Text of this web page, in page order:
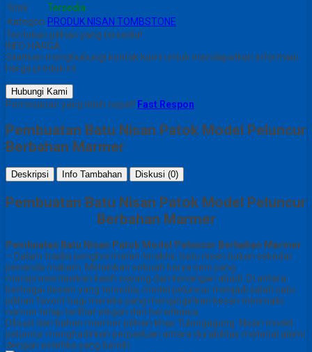
Stok
Tersedia
Kategori PRODUK NISAN TOMBSTONE
Tentukan pilihan yang tersedia!
INFO HARGA
Silahkan menghubungi kontak kami untuk mendapatkan informasi
harga produk ini.
Hubungi Kami
Pemesanan yang lebih cepat! Fast Respon
Pembuatan Batu Nisan Patok Model Peluncur
Berbahan Marmer
Deskripsi Info Tambahan Diskusi (0)
Pembuatan Batu Nisan Patok Model Peluncur
Berbahan Marmer
Pembuatan Batu Nisan Patok Model Peluncur Berbahan Marmer
– Dalam tradisi penghormatan terakhir, batu nisan bukan sekadar
penanda makam. Melainkan sebuah karya seni yang
merepresentasikan kasih sayang dan kenangan abadi. Di antara
berbagai desain yang tersedia, model peluncur menjadi salah satu
pilihan favorit bagi mereka yang menginginkan kesan minimalis
namun tetap terlihat elegan dan berwibawa.
Dibuat dari bahan marmer pilihan khas Tulungagung. Nisan model
peluncur menghadirkan perpaduan antara durabilitas material alami
dengan estetika yang bersih.